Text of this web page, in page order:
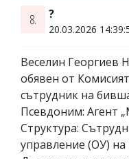
8. ?
20.03.2026
Веселин Георгиев
обявен от
сътрудник на
Псевдоним: Агент
Структура:
управление (ОУ)